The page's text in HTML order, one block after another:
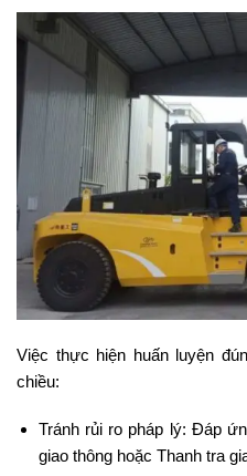
Việc thực hiện huấn luyện
chiều:
Tránh rủi ro pháp lý: Đáp
giao thông hoặc Thanh tra